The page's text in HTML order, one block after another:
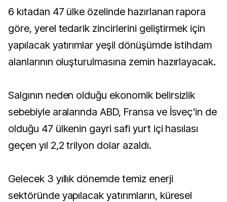
6 kıtadan 47 ülke özelinde hazırlanan rapora
göre, yerel tedarik zincirlerini geliştirmek için
yapılacak yatırımlar yeşil dönüşümde istihdam
alanlarının oluşturulmasına zemin hazırlayacak.
Salgının neden olduğu ekonomik belirsizlik
sebebiyle aralarında ABD, Fransa ve İsveç'in de
olduğu 47 ülkenin gayri safi yurt içi hasılası
geçen yıl 2,2 trilyon dolar azaldı.
Gelecek 3 yıllık dönemde temiz enerji
sektöründe yapılacak yatırımların, küresel